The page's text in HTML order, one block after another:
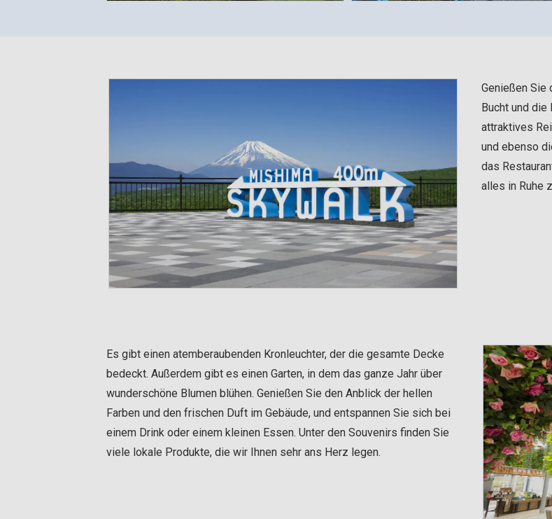
Genießen Sie
Bucht und
attraktives
und ebenso
das
alles in Ruhe
Es gibt einen atemberaubenden Kronleuchter, der die gesamte Decke
bedeckt. Außerdem gibt es einen Garten, in dem das ganze Jahr über
wunderschöne Blumen blühen. Genießen Sie den Anblick der hellen
Farben und den frischen Duft im Gebäude, und entspannen Sie sich bei
einem Drink oder einem kleinen Essen. Unter den Souvenirs finden Sie
viele lokale Produkte, die wir Ihnen sehr ans Herz legen.